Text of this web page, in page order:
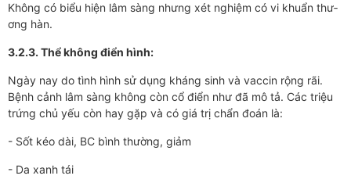
Không có biểu hiện lâm sàng nh­ưng xét nghiệm có vi khuẩn thư­­
ơng hàn.
3.2.3. Thể không điển hình:
Ngày nay do tình hình sử dụng kháng sinh và vaccin rộng rãi.
Bệnh cảnh lâm sàng không còn cổ điển như­­ đã mô tả. Các triệu
trứng chủ yếu còn hay gặp và có giá trị chẩn đoán là:
- Sốt kéo dài, BC bình th­­ường, giảm
- Da xanh tái